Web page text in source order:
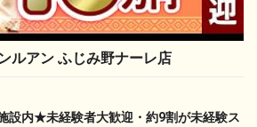
ルアン ふじみ野ナーレ店
設内★未経験者大歓迎・約9割が未経験ス